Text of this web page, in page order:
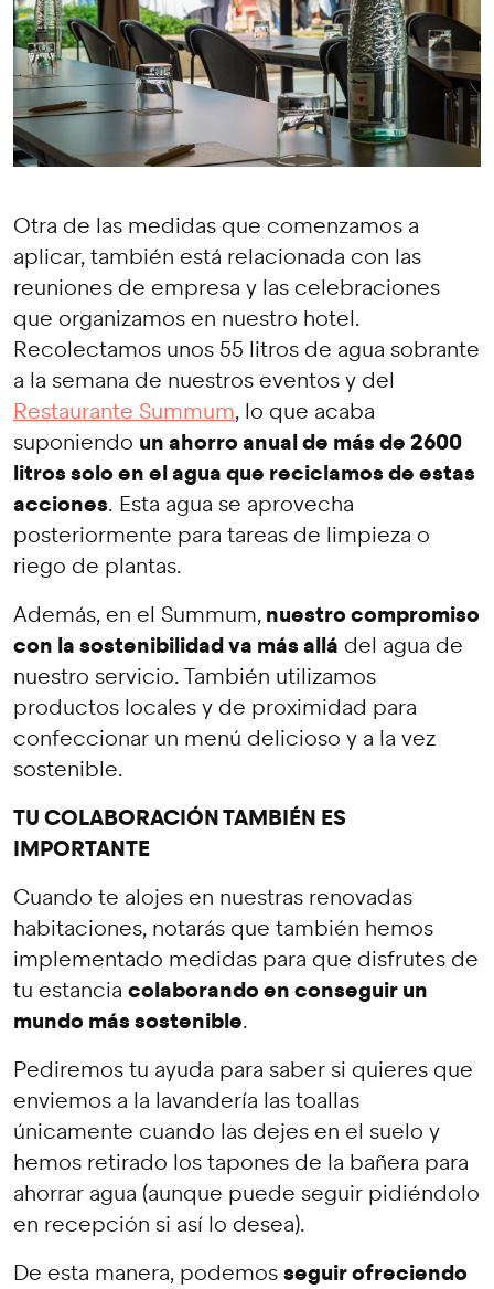
Otra de las medidas que comenzamos a
aplicar, también está relacionada con las
reuniones de empresa y las celebraciones
que organizamos en nuestro hotel.
Recolectamos unos 55 litros de agua sobrante
a la semana de nuestros eventos y del
Restaurante Summum, lo que acaba
suponiendo un ahorro anual de más de 2600
litros solo en el agua que reciclamos de estas
acciones. Esta agua se aprovecha
posteriormente para tareas de limpieza o
riego de plantas.
Además, en el Summum, nuestro compromiso
con la sostenibilidad va más allá del agua de
nuestro servicio. También utilizamos
productos locales y de proximidad para
confeccionar un menú delicioso y a la vez
sostenible.
TU COLABORACIÓN TAMBIÉN ES
IMPORTANTE
Cuando te alojes en nuestras renovadas
habitaciones, notarás que también hemos
implementado medidas para que disfrutes de
tu estancia colaborando en conseguir un
mundo más sostenible.
Pediremos tu ayuda para saber si quieres que
enviemos a la lavandería las toallas
únicamente cuando las dejes en el suelo y
hemos retirado los tapones de la bañera para
ahorrar agua (aunque puede seguir pidiéndolo
en recepción si así lo desea).
De esta manera, podemos seguir ofreciendo